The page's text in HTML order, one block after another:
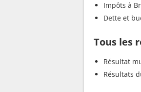
Impôts à
Dette et
Tous les
Résultat
Résultats